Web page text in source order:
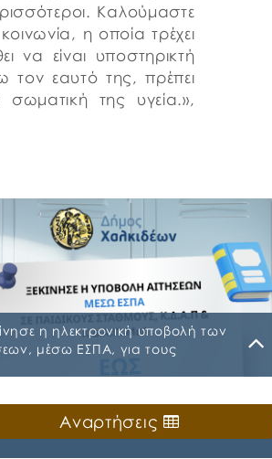
Καλούμαστε
η οποία τρέχει
να είναι υποστηρικτή
τον εαυτό της, πρέπει
της υγεία.»,
η ηλεκτρονική υποβολή των
μέσω ΕΣΠΑ, για τους
Χαλκιδέων ενημερώνει τους γονείς
κηδεμόνες ότι, ξεκίνησε η
Αναρτήσεις